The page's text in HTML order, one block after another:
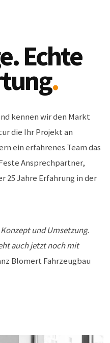
Echte
.
kennen wir den Markt
die Ihr Projekt an
ein erfahrenes Team das
Ansprechpartner,
25 Jahre Erfahrung in der
und Umsetzung.
auch jetzt noch mit
Blomert Fahrzeugbau